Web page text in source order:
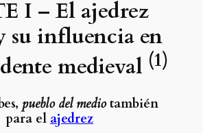
I – El ajedrez
su influencia en
medieval (1)
pueblo del mediotambién
para el ajedrez